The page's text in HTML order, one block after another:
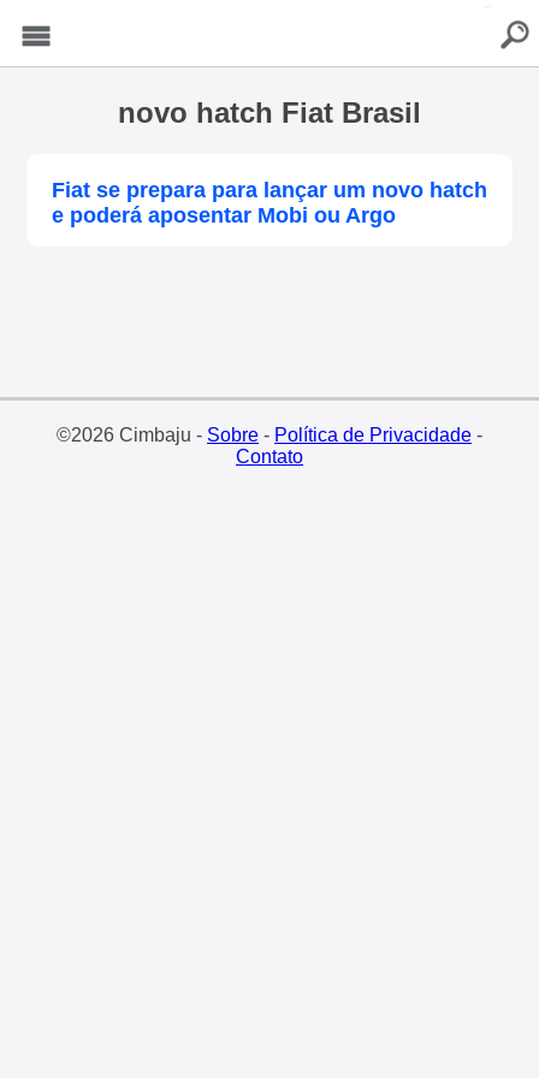
novo hatch Fiat Brasil
Fiat se prepara para lançar um novo hatch
e poderá aposentar Mobi ou Argo
©2026 Cimbaju - Sobre- Política de Privacidade-
Contato